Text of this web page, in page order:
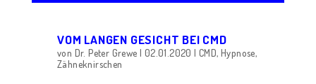
VOM LANGEN GESICHT BEI CMD
von Dr. Peter Grewe | 02.01.2020 |CMD,Hypnose,
Zähneknirschen